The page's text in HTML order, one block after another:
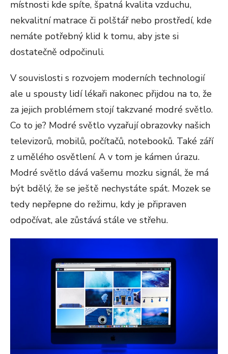
místnosti kde spíte, špatná kvalita vzduchu,
nekvalitní matrace či polštář nebo prostředí, kde
nemáte potřebný klid k tomu, aby jste si
dostatečně odpočinuli.
V souvislosti s rozvojem moderních technologií
ale u spousty lidí lékaři nakonec přijdou na to, že
za jejich problémem stojí takzvané modré světlo.
Co to je? Modré světlo vyzařují obrazovky našich
televizorů, mobilů, počítačů, notebooků. Také září
z umělého osvětlení. A v tom je kámen úrazu.
Modré světlo dává vašemu mozku signál, že má
být bdělý, že se ještě nechystáte spát. Mozek se
tedy nepřepne do režimu, kdy je připraven
odpočívat, ale zůstává stále ve střehu.